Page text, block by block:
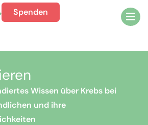
Spenden
Wissen über Krebs bei
und ihre